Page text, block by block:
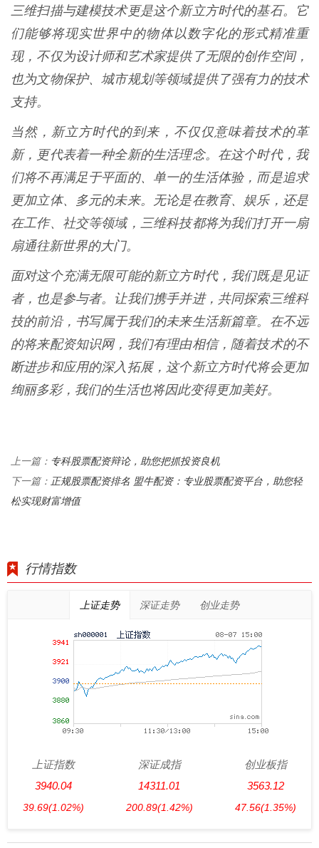
三维扫描与建模技术更是这个新立方时代的基石。它
们能够将现实世界中的物体以数字化的形式精准重
现，不仅为设计师和艺术家提供了无限的创作空间，
也为文物保护、城市规划等领域提供了强有力的技术
支持。
当然，新立方时代的到来，不仅仅意味着技术的革
新，更代表着一种全新的生活理念。在这个时代，我
们将不再满足于平面的、单一的生活体验，而是追求
更加立体、多元的未来。无论是在教育、娱乐，还是
在工作、社交等领域，三维科技都将为我们打开一扇
扇通往新世界的大门。
面对这个充满无限可能的新立方时代，我们既是见证
者，也是参与者。让我们携手并进，共同探索三维科
技的前沿，书写属于我们的未来生活新篇章。在不远
的将来配资知识网，我们有理由相信，随着技术的不
断进步和应用的深入拓展，这个新立方时代将会更加
绚丽多彩，我们的生活也将因此变得更加美好。
上一篇： 专科股票配资辩论，助您把抓投资良机
下一篇： 正规股票配资排名 盟牛配资：专业股票配资平台，助您轻
松实现财富增值
行情指数
上证走势 深证走势 创业走势
上证指数
3940.04
39.69(1.02%)
深证成指
14311.01
200.89(1.42%)
创业板指
3563.12
47.56(1.35%)